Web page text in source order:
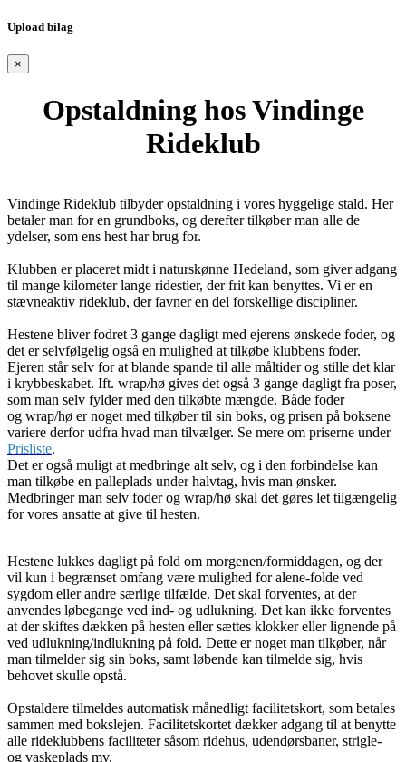
Upload bilag
×
Opstaldning hos Vindinge
Rideklub
Vindinge Rideklub tilbyder opstaldning i vores hyggelige stald. Her
betaler man for en grundboks, og derefter tilkøber man alle de
ydelser, som ens hest har brug for.
Klubben er placeret midt i naturskønne Hedeland, som giver adgang
til mange kilometer lange ridestier, der frit kan benyttes. Vi er en
stævneaktiv rideklub, der favner en del forskellige discipliner.
Hestene bliver fodret 3 gange dagligt med ejerens ønskede foder, og
det er selvfølgelig også en mulighed at tilkøbe klubbens foder.
Ejeren står selv for at blande spande til alle måltider og stille det klar
i krybbeskabet. Ift. wrap/hø gives det også 3 gange dagligt fra poser,
som man selv fylder med den tilkøbte mængde. Både foder
og wrap/hø er noget med tilkøber til sin boks, og prisen på boksene
variere derfor udfra hvad man tilvælger. Se mere om priserne under
Prisliste.
Det er også muligt at medbringe alt selv, og i den forbindelse kan
man tilkøbe en palleplads under halvtag, hvis man ønsker.
Medbringer man selv foder og wrap/hø skal det gøres let tilgængelig
for vores ansatte at give til hesten.
Hestene lukkes dagligt på fold om morgenen/formiddagen, og der
vil kun i begrænset omfang være mulighed for alene-folde ved
sygdom eller andre særlige tilfælde. Det skal forventes, at der
anvendes løbegange ved ind- og udlukning. Det kan ikke forventes
at der skiftes dækken på hesten eller sættes klokker eller lignende på
ved udlukning/indlukning på fold. Dette er noget man tilkøber, når
man tilmelder sig sin boks, samt løbende kan tilmelde sig, hvis
behovet skulle opstå.
Opstaldere tilmeldes automatisk månedligt facilitetskort, som betales
sammen med bokslejen. Facilitetskortet dækker adgang til at benytte
alle rideklubbens faciliteter såsom ridehus, udendørsbaner, strigle-
og vaskeplads mv.